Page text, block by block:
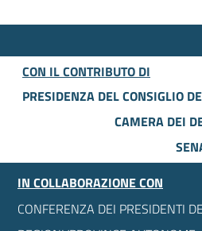
CON IL CONTRIBUTO DI
PRESIDENZA DEL CONSIGLIO
CAMERA DEI
IN COLLABORAZIONE CON
CONFERENZA DEI PRESIDENTI